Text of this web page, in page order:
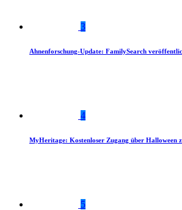
3
Ahnenforschung-Update: FamilySearch
4
MyHeritage: Kostenloser Zugang über Halloween
5